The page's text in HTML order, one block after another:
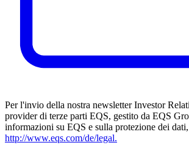
Per l'invio della nostra newsletter Investor
provider di terze parti EQS, gestito da EQS
informazioni su EQS e sulla protezione dei
http://www.eqs.com/de/legal.